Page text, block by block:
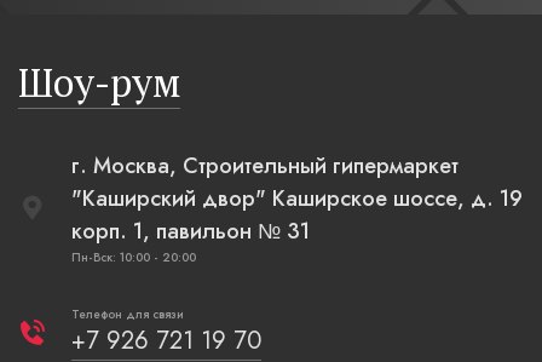
Шоу-рум
г. Москва, Строительный гипермаркет
"Каширский двор" Каширское шоссе, д. 19
корп. 1, павильон № 31
Пн-Вск: 10:00 - 20:00
Телефон для связи
+7 926 721 19 70